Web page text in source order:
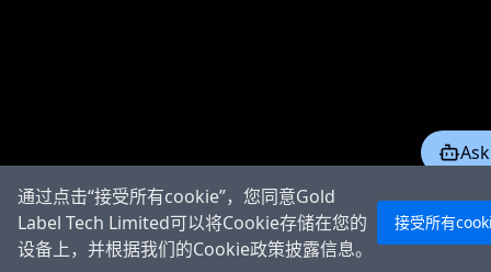
通过点击“接受所有cookie”，您同意Gold
Label Tech Limited可以将Cookie存储在您的
设备上，并根据我们的Cookie政策披露信息。
接受所有